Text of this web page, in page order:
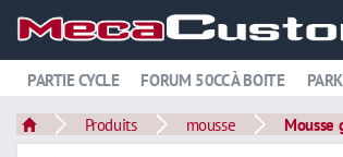
PARTIE CYCLE FORUM 50CC À BOITE
Produits mousse Mousse